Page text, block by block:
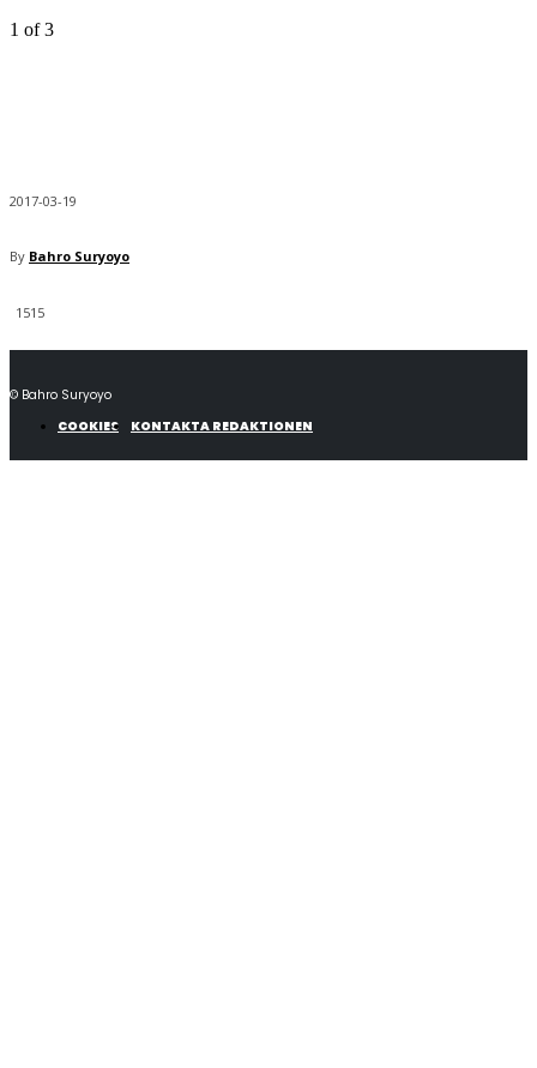
1 of 3
2017-03-19
By Bahro Suryoyo
1515
© Bahro Suryoyo
COOKIES
KONTAKTA REDAKTIONEN